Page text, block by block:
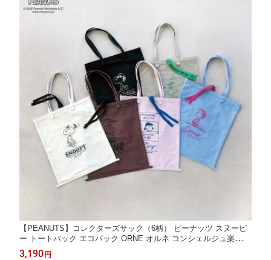
【PEANUTS】コレクターズサック（6柄） ピーナッツ スヌーピ
ー トートバック エコバック ORNE オルネ コンシェルジュ楽天市
場店 ヘミングス公式ショップ ギフト
3,190円